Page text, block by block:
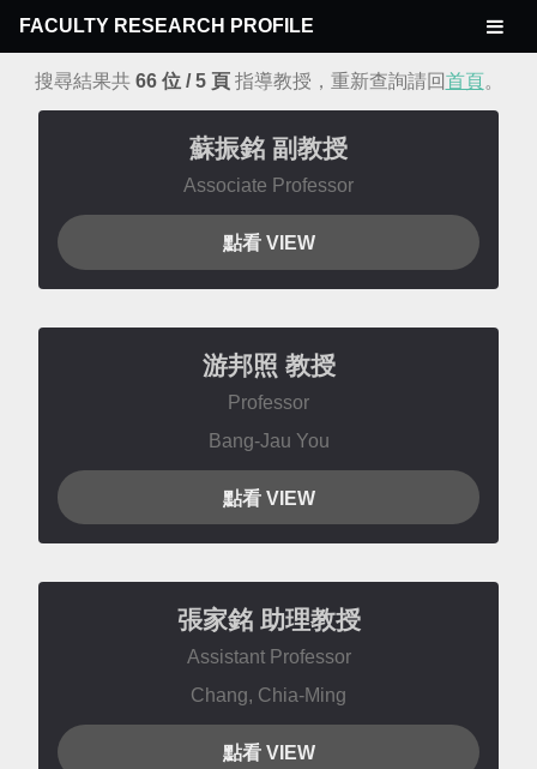
FACULTY RESEARCH PROFILE
搜尋結果共 66位 /5頁指導教授，重新查詢請回首頁。
蘇振銘 副教授
Associate Professor
點看 VIEW
游邦照 教授
Professor
Bang-Jau You
點看 VIEW
張家銘 助理教授
Assistant Professor
Chang, Chia-Ming
點看 VIEW